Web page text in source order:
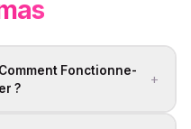
Fonctionne-
?
+